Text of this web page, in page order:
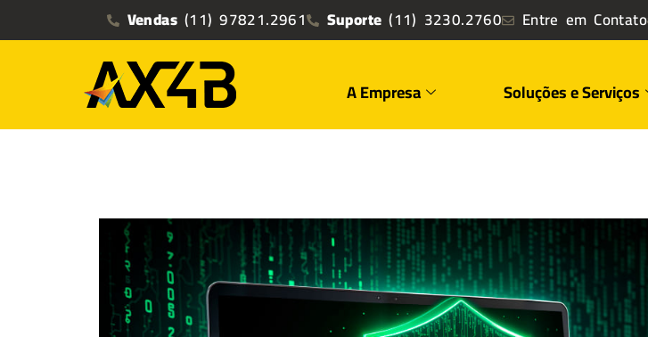
Vendas(11) 97821.2961 Suporte (11) 3230.2760 Entre em Contato
A Empresa Soluções e Serviços